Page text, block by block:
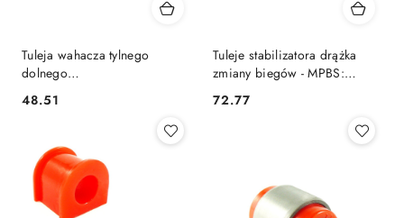
Tuleja wahacza tylnego
dolnego
MPBS: 2201258
Cena:
48.51
Tuleje stabilizatora drążka
zmiany biegów - MPBS:
Cena:
72.77